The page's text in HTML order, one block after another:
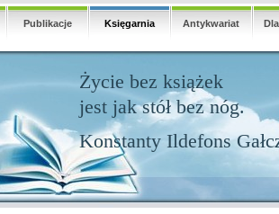
Publikacje Księgarnia Antykwariat
Życie bez książek
jest jak stół bez nóg.
Konstanty Ildefons